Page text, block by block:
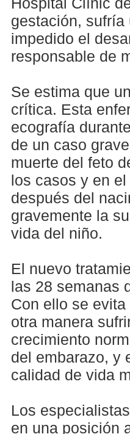
Hospital Clínic
gestación,
impedido el
responsable de
Se estima que
crítica. Esta
ecografía
de un caso
muerte del feto
los casos y en
después del
gravemente la
vida del niño.
El nuevo
las 28 semanas
Con ello se
otra manera
crecimiento
del embarazo, y
calidad de vida
Los
en una posición